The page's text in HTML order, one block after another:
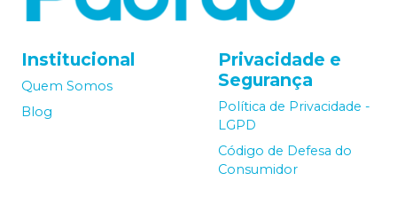
Institucional
Quem Somos
Blog
Privacidade e
Segurança
Política de Privacidade -
LGPD
Código de Defesa do
Consumidor